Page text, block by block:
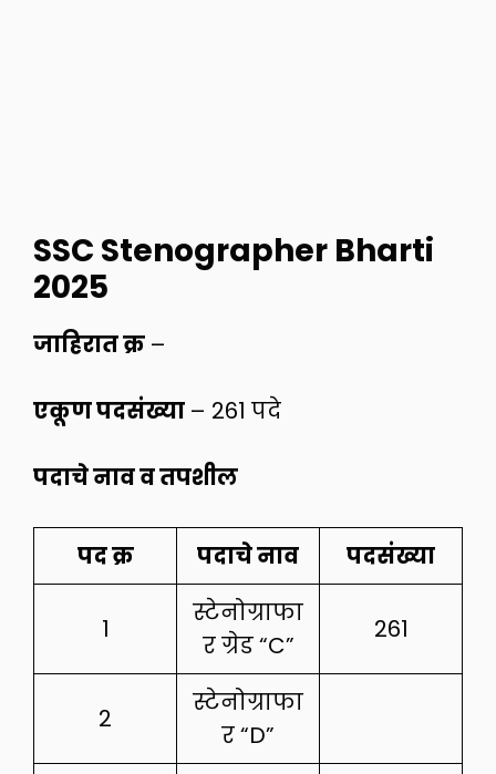
SSC Stenographer Bharti
2025
जाहिरात क्र –
एकूण पदसंख्या – 261 पदे
पदाचे नाव व तपशील
पद क्र पदाचे नाव पदसंख्या
1
स्टेनोग्राफा
र ग्रेड “C”
261
2
स्टेनोग्राफा
र “D”